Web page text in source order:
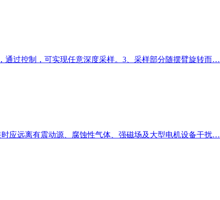
通过控制，可实现任意深度采样。3、采样部分随摆臂旋转而…
应远离有震动源、腐蚀性气体、强磁场及大型电机设备干扰…